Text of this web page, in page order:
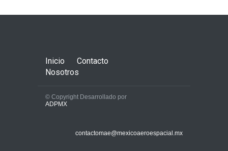
Inicio
Contacto
Nosotros
© Copyright Desarrollado por
ADPMX
contactomae@mexicoaeroespacial.mx